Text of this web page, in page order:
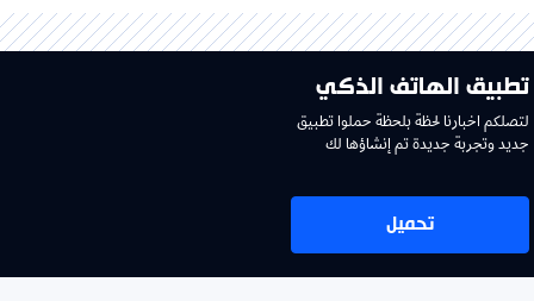
تطبيق الهاتف الذكي
لتصلكم اخبارنا لحظة بلحظة حملوا تطبيق
جديد وتجربة جديدة تم إنشاؤها لك
تحميل